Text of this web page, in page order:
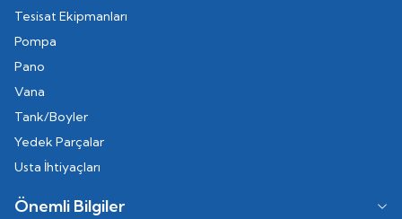
Tesisat Ekipmanları
Pompa
Pano
Vana
Tank/Boyler
Yedek Parçalar
Usta İhtiyaçları
Önemli Bilgiler